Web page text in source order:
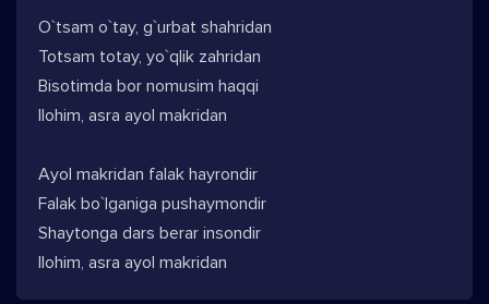
O`tsam o`tay, g`urbat shahridan
Totsam totay, yo`qlik zahridan
Bisotimda bor nomusim haqqi
Ilohim, asra ayol makridan
Ayol makridan falak hayrondir
Falak bo`lganiga pushaymondir
Shaytonga dars berar insondir
Ilohim, asra ayol makridan